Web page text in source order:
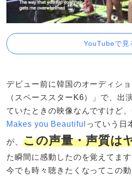
YouTubeで見
デビュー前に韓国のオーディシ
（スペーススターK6）」で、出
ていたときの映像なんですけど
Makes you Beautiful っていう日
が、この声量・声質は
た瞬間に感動したのを覚えてます
今でも時々聴きたくなってこの